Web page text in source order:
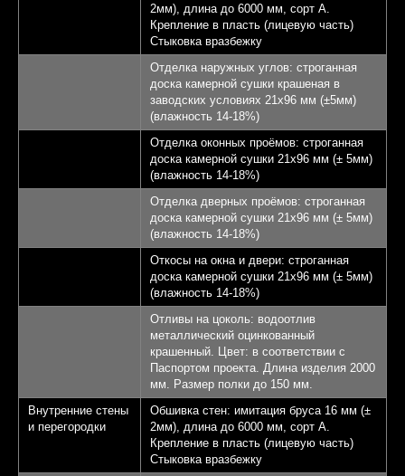
2мм), длина до 6000 мм, сорт А.
Крепление в пласть (лицевую часть)
Стыковка вразбежку
Отделка наружных углов: строганная
доска камерной сушки крашеная в
заводских условиях 21х96 мм (±5мм)
(влажность 14-18%)
Отделка оконных проёмов: строганная
доска камерной сушки 21х96 мм (± 5мм)
(влажность 14-18%)
Отделка дверных проёмов: строганная
доска камерной сушки 21х96 мм (± 5мм)
(влажность 14-18%)
Откосы на окна и двери: строганная
доска камерной сушки 21х96 мм (± 5мм)
(влажность 14-18%)
Отливы на цоколь: водоотлив
металлический оцинкованный
крашенный. Цвет: в соответствии с
Паспортом проекта. Длина изделия 2000
мм. Размер полки до 150 мм.
Внутренние стены
и перегородки
Обшивка стен: имитация бруса 16 мм (±
2мм), длина до 6000 мм, сорт А.
Крепление в пласть (лицевую часть)
Стыковка вразбежку
Записаться на экскурсию